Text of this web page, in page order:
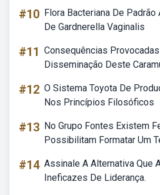
#10 Flora Bacteriana De
De Gardnerella Vaginalis
#11 Consequências
Disseminação Deste
#12 O Sistema Toyota De
Nos Princípios Filosóficos
#13 No Grupo Fontes Existem
Possibilitam Formatar Um
#14 Assinale A Alternativa Que
Ineficazes De Liderança.